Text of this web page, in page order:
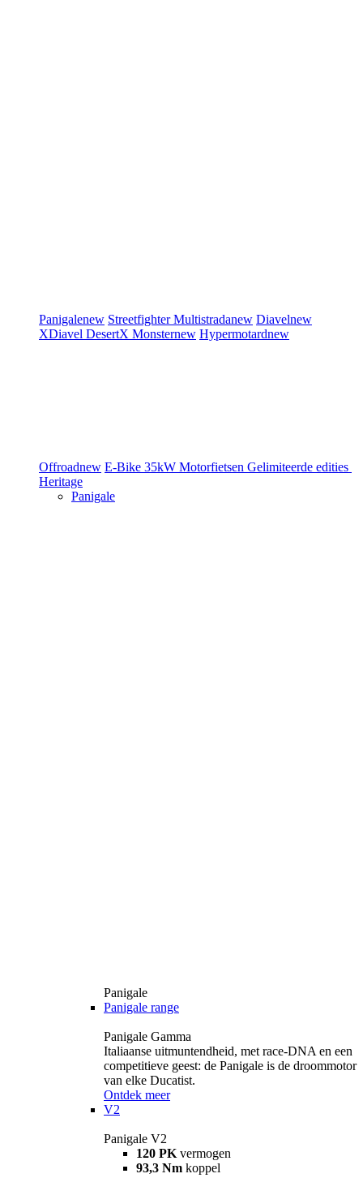
Panigalenew StreetfighterMultistradanew Diavelnew
XDiavel DesertX Monsternew Hypermotardnew
Offroadnew E-Bike 35kW Motorfietsen Gelimiteerde edities
Heritage
Panigale
Panigale
Panigale range
Panigale Gamma
Italiaanse uitmuntendheid, met race-DNA en een
competitieve geest: de Panigale is de droommotor
van elke Ducatist.
Ontdek meer
V2
Panigale V2
120 PK vermogen
93,3 Nm koppel